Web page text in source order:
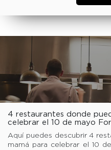
4 restaurantes donde
celebrar el 10 de mayo
restaurantes donde
celebrar el 10 de mayo
Aquí puedes descubrir 4
mamá para celebrar el 10